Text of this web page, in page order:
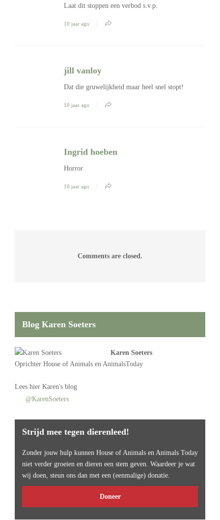
Laat dit stoppen een verbod s.v.p.
10 jaar ago
jill vanloy
Dat die gruwelijkheid maar heel snel stopt!
10 jaar ago
Ingrid hoeben
Horror
10 jaar ago
Comments are closed.
Blog Karen Soeters
Karen Soeters
Oprichter House of Animals en AnimalsToday
Lees hier Karen's blog
@KarenSoeters
Strijd mee tegen dierenleed!
Zonder jouw hulp kunnen House of Animals en Animals Today
niet verder groeien en dieren een stem geven. Waardeer je wat
wij doen, steun ons dan met een (eenmalige) donatie.
Doneer